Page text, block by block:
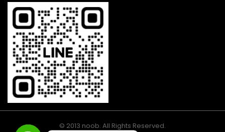
© 2013 noob. All Rights Reserved.